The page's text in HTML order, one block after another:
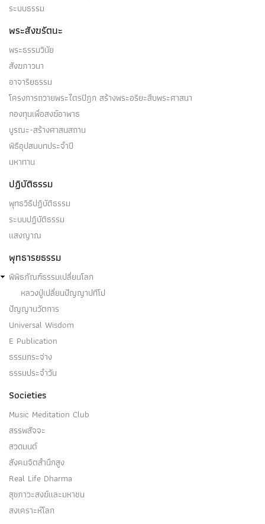
ระบบธรรม
พระสังฆรัตนะ
พระธรรมวินัย
สังฆภาวนา
อาจาริยธรรม
โครงการถวายพระไตรปิฎก สร้างพระอริยะสืบพระศาสนา
กองทุนเพื่อสงฆ์อาพาธ
บูรณะ-สร้างศาสนสถาน
พิธีอุปสมบทประจำปี
มหาทาน
ปฏิบัติธรรม
พุทธวิธีปฏิบัติธรรม
ระบบปฏิบัติธรรม
แสงญาณ
พุทธารยธรรม
พิพิธภัณฑ์ธรรมเปลี่ยนโลก
หลวงปู่เปลี่ยนปัญญาปทีโป
ปัญญานวัตการ
Universal Wisdom
E Publication
ธรรมกระจ่าง
ธรรมประจำวัน
Societies
Music Meditation Club
สรรพสัจจะ
สวดมนต์
สังคมจิตสำนึกสูง
Real Life Dharma
สุขภาวะสงฆ์และมหาชน
สงเคราะห์โลก